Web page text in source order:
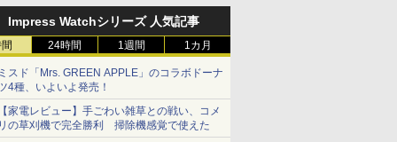
Impress Watchシリーズ 人気記事
24時間 1週間 1カ月
スド「Mrs. GREEN APPLE」のコラボドーナ
4種、いよいよ発売！
家電レビュー】手ごわい雑草との戦い、コメ
の草刈機で完全勝利 掃除機感覚で使えた